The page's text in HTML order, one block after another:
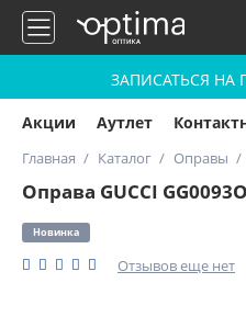
ЗАПИСАТЬСЯ НА
Акции Аутлет
Главная Каталог Оправы
Оправа GUCCI
Новинка
Отзывов еще нет